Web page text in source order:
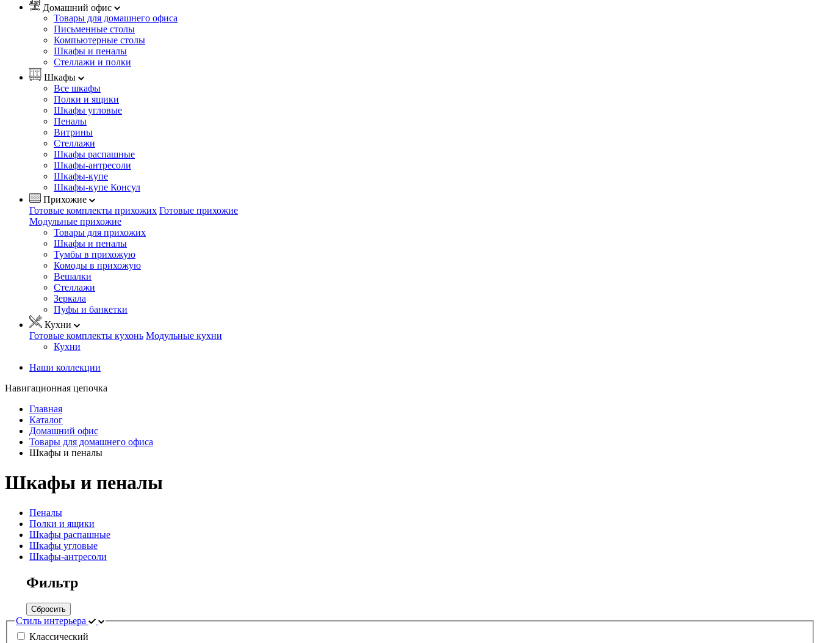
Домашний офис
Товары для домашнего офиса
Письменные столы
Компьютерные столы
Шкафы и пеналы
Стеллажи и полки
Шкафы
Все шкафы
Полки и ящики
Шкафы угловые
Пеналы
Витрины
Стеллажи
Шкафы распашные
Шкафы-антресоли
Шкафы-купе
Шкафы-купе Консул
Прихожие
Готовые комплекты прихожих Готовые прихожие
Модульные прихожие
Товары для прихожих
Шкафы и пеналы
Тумбы в прихожую
Комоды в прихожую
Вешалки
Стеллажи
Зеркала
Пуфы и банкетки
Кухни
Готовые комплекты кухонь Модульные кухни
Кухни
Наши коллекции
Навигационная цепочка
Главная
Каталог
Домашний офис
Товары для домашнего офиса
Шкафы и пеналы
Шкафы и пеналы
Пеналы
Полки и ящики
Шкафы распашные
Шкафы угловые
Шкафы-антресоли
Фильтр
Сбросить
Стиль интерьера
Классический